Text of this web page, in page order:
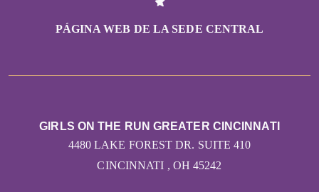
PÁGINA WEB DE LA SEDE CENTRAL
GIRLS ON THE RUN GREATER CINCINNATI
4480 LAKE FOREST DR. SUITE 410
CINCINNATI , OH 45242